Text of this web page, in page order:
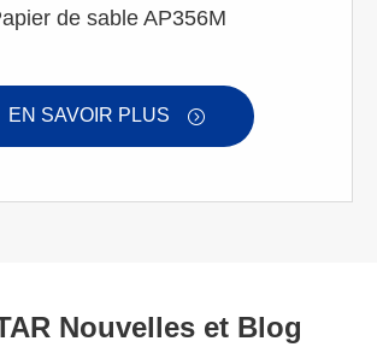
de sable AP356M
EN SAVOIR PLUS 
Nouvelles et Blog